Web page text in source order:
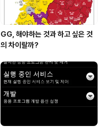
GG, 해야하는 것과 하고 싶은 것
의 차이랄까?